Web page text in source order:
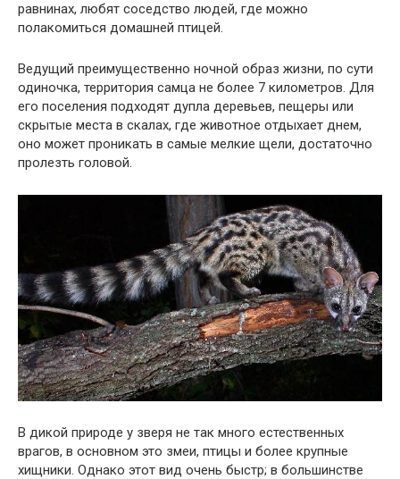
равнинах, любят соседство людей, где можно
полакомиться домашней птицей.
Ведущий преимущественно ночной образ жизни, по сути
одиночка, территория самца не более 7 километров. Для
его поселения подходят дупла деревьев, пещеры или
скрытые места в скалах, где животное отдыхает днем,
оно может проникать в самые мелкие щели, достаточно
пролезть головой.
В дикой природе у зверя не так много естественных
врагов, в основном это змеи, птицы и более крупные
хищники. Однако этот вид очень быстр; в большинстве